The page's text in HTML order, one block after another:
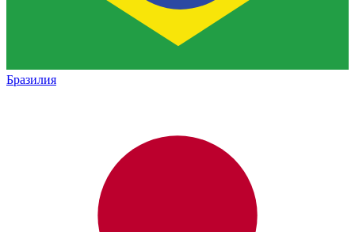
Бразилия